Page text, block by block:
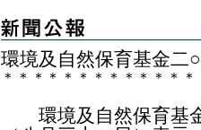
環境及自然保育基金二
＊ ＊ ＊ ＊ ＊ ＊ ＊ ＊ ＊ ＊ ＊ ＊ ＊
環境及自然保育基金